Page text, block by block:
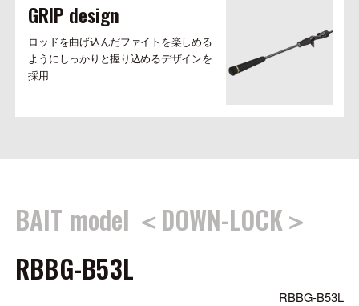
GRIP design
ロッドを曲げ込んだファイトを楽しめる
ようにしっかりと握り込めるデザインを
採用
BAIT model ＜DOWN-LOCK＞
RBBG-B53L
RBBG-B53L